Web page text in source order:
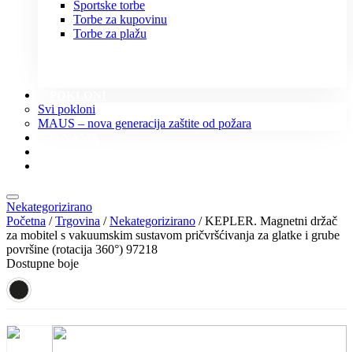
Sportske torbe
Torbe za kupovinu
Torbe za plažu
Svi pokloni
MAUS – nova generacija zaštite od požara
Nekategorizirano
Početna /Trgovina /Nekategorizirano / KEPLER. Magnetni držač
za mobitel s vakuumskim sustavom pričvršćivanja za glatke i grube
površine (rotacija 360°) 97218
Dostupne boje